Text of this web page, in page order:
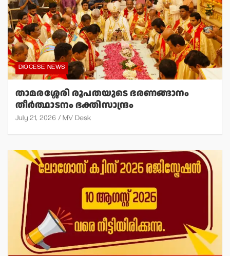
DIOCESE NEWS
താമരശ്ശേരി രൂപതയുടെ ഭരണങ്ങാനം
തീര്‍ത്ഥാടനം ഭക്തിസാന്ദ്രം
July 21, 2026 MV Desk